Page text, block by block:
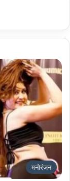
मनोरंजन